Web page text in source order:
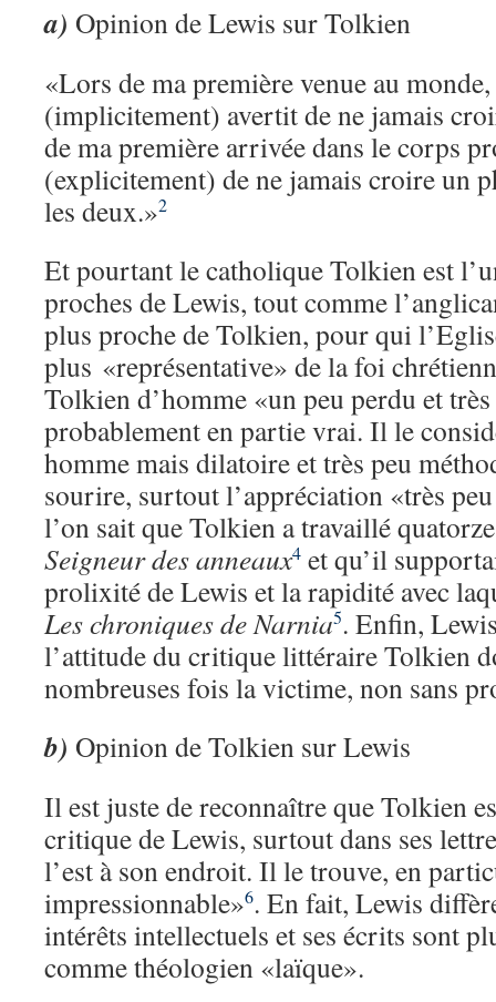
a) Opinion de Lewis sur Tolkien
«Lors de ma première venue au
(implicitement) avertit de ne jamais
de ma première arrivée dans le corps
(explicitement) de ne jamais croire un
les deux.»2
Et pourtant le catholique Tolkien est
proches de Lewis, tout comme
plus proche de Tolkien, pour qui
plus «représentative» de la foi
Tolkien d’homme «un peu perdu et
probablement en partie vrai. Il le
homme mais dilatoire et très peu
sourire, surtout l’appréciation «très
l’on sait que Tolkien a travaillé
Seigneur des anneaux4 et qu’il
prolixité de Lewis et la rapidité avec
Les chroniques de Narnia5. Enfin,
l’attitude du critique littéraire Tolkien
nombreuses fois la victime, non sans
b) Opinion de Tolkien sur Lewis
Il est juste de reconnaître que Tolkien
critique de Lewis, surtout dans ses
l’est à son endroit. Il le trouve, en
impressionnable»6. En fait, Lewis
intérêts intellectuels et ses écrits sont
comme théologien «laïque».